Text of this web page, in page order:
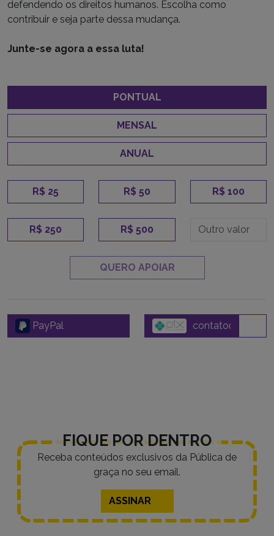
defendendo os direitos humanos. Escolha como
contribuir e seja parte dessa mudança.
Junte-se agora a essa luta!
PONTUAL
MENSAL
ANUAL
R$ 25 R$ 50 R$ 100
R$ 250 R$ 500
QUERO APOIAR
PayPal
FIQUE POR DENTRO
Receba conteúdos exclusivos da Pública de
graça no seu email.
ASSINAR